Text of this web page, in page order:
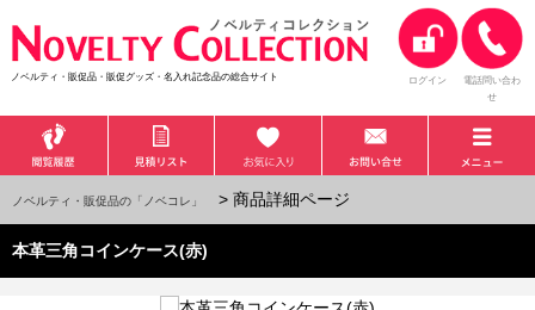
ノベルティ・販促品・販促グッズ・名入れ記念品の総合サイト ログイン
電話問い合わ
せ
ノベルティ・販促品の「ノベコレ」 > 商品詳細ページ
本革三角コインケース(赤)